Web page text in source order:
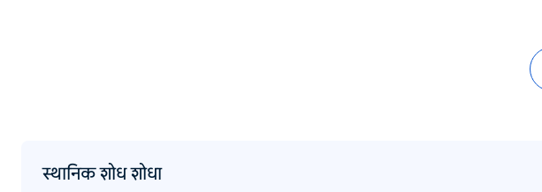
स्थानिक शोध शोधा